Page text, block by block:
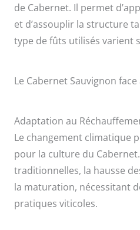
de Cabernet. Il permet
et d’assouplir la structure
type de fûts utilisés varient
Le Cabernet Sauvignon
Adaptation au
Le changement climatique
pour la culture du
traditionnelles, la hausse
la maturation, nécessitant
pratiques viticoles.